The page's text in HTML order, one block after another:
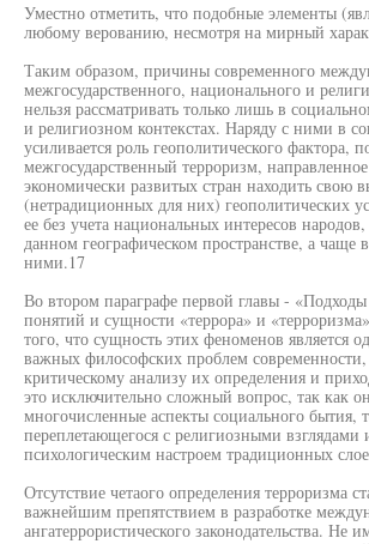
Уместно отметить, что подобные элементы
любому верованию, несмотря на мирный
Таким образом, причины современного
межгосударственного, национального и
нельзя рассматривать только лишь в
и религиозном контекстах. Наряду с ними в
усиливается роль геополитического фактора,
межгосударственный терроризм,
экономически развитых стран находить свою
(нетрадиционных для них) геополитических
ее без учета национальных интересов
данном географическом пространстве, а чаще
ними.17
Во втором параграфе первой главы -
понятий и сущности «террора» и
того, что сущность этих феноменов является
важных философских проблем современности,
критическому анализу их определения и
это исключительно сложный вопрос, так как
многочисленные аспекты социального бытия,
переплетающегося с религиозными
психологическим настроем традиционных
Отсутствие четаого определения терроризма
важнейшим препятствием в разработке
ангатеррористического законодательства. Не